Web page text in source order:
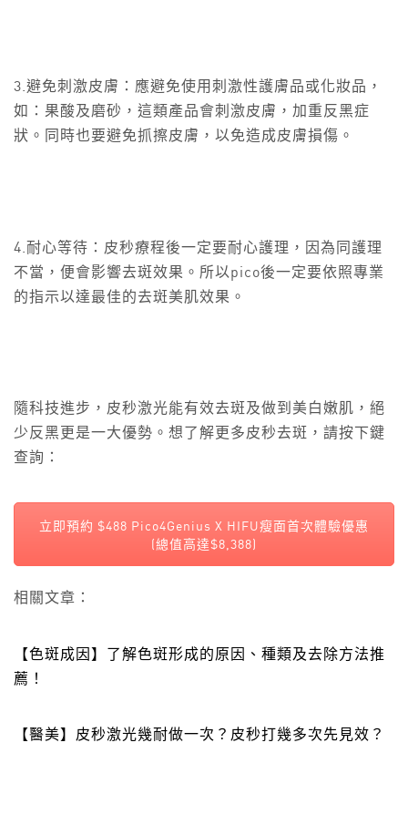
3.避免刺激皮膚：應避免使用刺激性護膚品或化妝品，
如：果酸及磨砂，這類產品會刺激皮膚，加重反黑症
狀。同時也要避免抓擦皮膚，以免造成皮膚損傷。
4.耐心等待：皮秒療程後一定要耐心護理，因為同護理
不當，便會影響去斑效果。所以pico後一定要依照專業
的指示以達最佳的去斑美肌效果。
隨科技進步，皮秒激光能有效去斑及做到美白嫩肌，絕
少反黑更是一大優勢。想了解更多皮秒去斑，請按下鍵
查詢：
立即預約 $488 Pico4Genius X HIFU瘦面首次體驗優惠
(總值高達$8,388)
相關文章：
【色斑成因】了解色斑形成的原因、種類及去除方法推
薦！
【醫美】皮秒激光幾耐做一次？皮秒打幾多次先見效？